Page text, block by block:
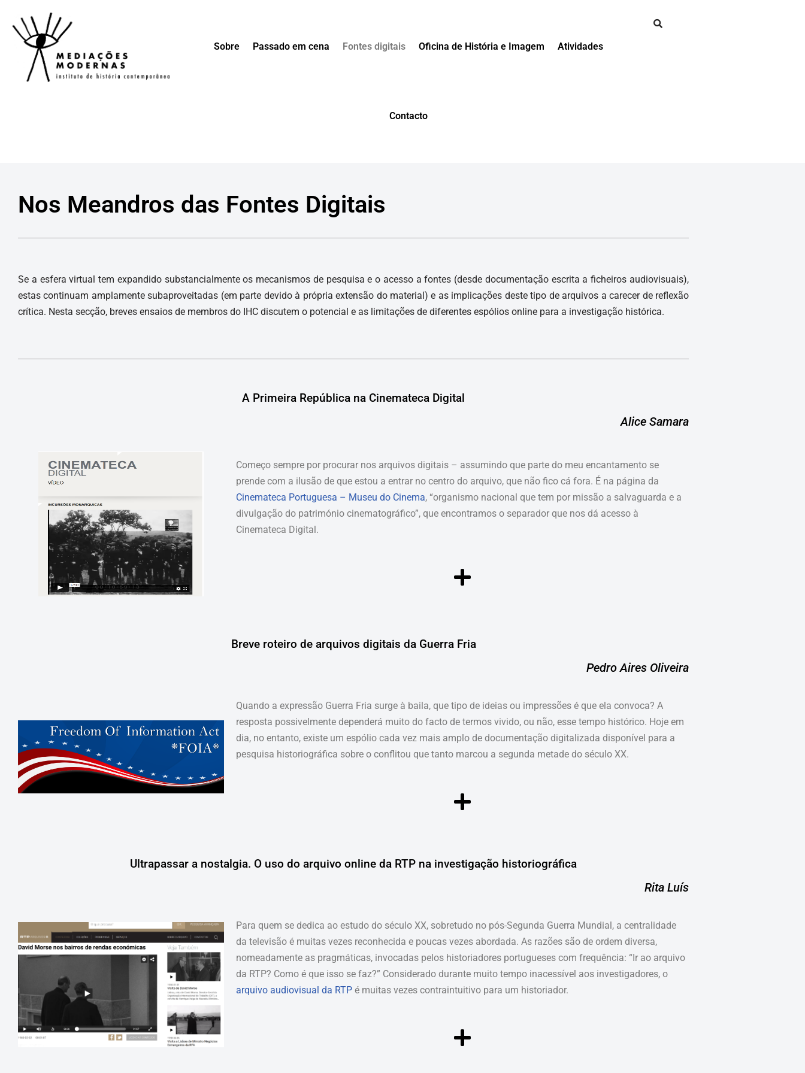
Avançar
conteúdo
Sobre Passado em cena Fontes digitais Oficina de História e Imagem Atividades
Contacto
Nos Meandros das Fontes Digitais
Se a esfera virtual tem expandido substancialmente os mecanismos de pesquisa e o acesso a fontes (desde documentação escrita a ficheiros audiovisuais),
estas continuam amplamente subaproveitadas (em parte devido à própria extensão do material) e as implicações deste tipo de arquivos a carecer de reflexão
crítica. Nesta secção, breves ensaios de membros do IHC discutem o potencial e as limitações de diferentes espólios online para a investigação histórica.
A Primeira República na Cinemateca Digital
Alice Samara
Começo sempre por procurar nos arquivos digitais – assumindo que parte do meu encantamento se
prende com a ilusão de que estou a entrar no centro do arquivo, que não fico cá fora. É na página da
Cinemateca Portuguesa – Museu do Cinema, “organismo nacional que tem por missão a salvaguarda e a
divulgação do património cinematográfico”, que encontramos o separador que nos dá acesso à
Cinemateca Digital.
Breve roteiro de arquivos digitais da Guerra Fria
Pedro Aires Oliveira
Quando a expressão Guerra Fria surge à baila, que tipo de ideias ou impressões é que ela convoca? A
resposta possivelmente dependerá muito do facto de termos vivido, ou não, esse tempo histórico. Hoje em
dia, no entanto, existe um espólio cada vez mais amplo de documentação digitalizada disponível para a
pesquisa historiográfica sobre o conflitou que tanto marcou a segunda metade do século XX.
Ultrapassar a nostalgia. O uso do arquivo online da RTP na investigação historiográfica
Rita Luís
Para quem se dedica ao estudo do século XX, sobretudo no pós-Segunda Guerra Mundial, a centralidade
da televisão é muitas vezes reconhecida e poucas vezes abordada. As razões são de ordem diversa,
nomeadamente as pragmáticas, invocadas pelos historiadores portugueses com frequência: “Ir ao arquivo
da RTP? Como é que isso se faz?” Considerado durante muito tempo inacessível aos investigadores, o
arquivo audiovisual da RTP é muitas vezes contraintuitivo para um historiador.